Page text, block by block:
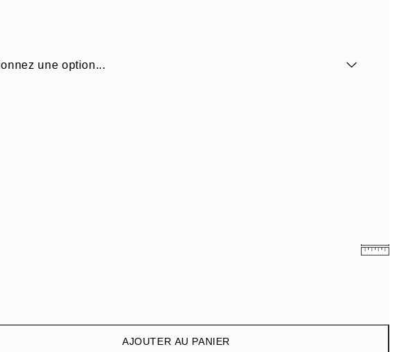
une option...
$53.95
AJOUTER AU PANIER